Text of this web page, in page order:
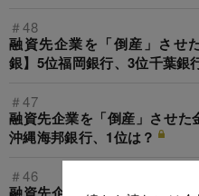
＃48
融資先企業を「倒産」させ
銀】5位福岡銀行、3位千葉銀
＃47
融資先企業を「倒産」させ
沖縄海邦銀行、1位は？
＃46